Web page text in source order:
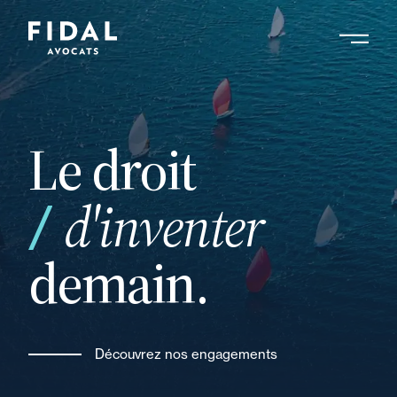
Aller
au
contenu
principal
Le droit
d'inventer
demain.
Découvrez nos engagements
ou